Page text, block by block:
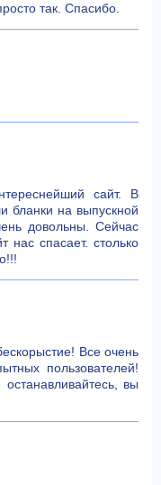
так. Спасибо.
сайт. В
бланки на выпускной
довольны. Сейчас
спасает. столько
Все очень
пользователей!
вы